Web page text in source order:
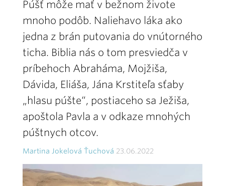
Púšť môže mať v bežnom živote
mnoho podôb. Naliehavo láka ako
jedna z brán putovania do vnútorného
ticha. Biblia nás o tom presviedča v
príbehoch Abraháma, Mojžiša,
Dávida, Eliáša, Jána Krstiteľa sťaby
„hlasu púšte“, postiaceho sa Ježiša,
apoštola Pavla a v odkaze mnohých
púštnych otcov.
Martina Jokelová Ťuchová 23.06.2022